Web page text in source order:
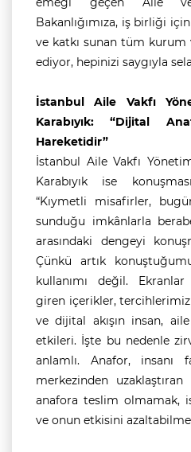
Bakanlığımıza, iş birliği
ve katkı sunan tüm kurum
ediyor, hepinizi saygıyla
İstanbul Aile Vakfı
Karabıyık: “Dijital
Hareketidir”
İstanbul Aile Vakfı
Karabıyık ise
“Kıymetli misafirler,
sunduğu imkânlarla
arasındaki dengeyi
Çünkü artık
kullanımı değil. Ekranlar
giren içerikler,
ve dijital akışın insan,
etkileri. İşte bu nedenle
anlamlı. Anafor, insanı
merkezinden
anafora teslim olmamak,
ve onun etkisini